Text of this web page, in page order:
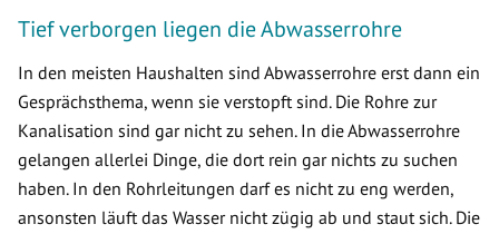
Tief verborgen liegen die Abwasserrohre
In den meisten Haushalten sind Abwasserrohre erst dann ein
Gesprächsthema, wenn sie verstopft sind. Die Rohre zur
Kanalisation sind gar nicht zu sehen. In die Abwasserrohre
gelangen allerlei Dinge, die dort rein gar nichts zu suchen
haben. In den Rohrleitungen darf es nicht zu eng werden,
ansonsten läuft das Wasser nicht zügig ab und staut sich. Die